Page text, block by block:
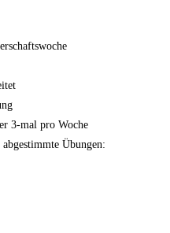
3-mal pro Woche
Übungen: